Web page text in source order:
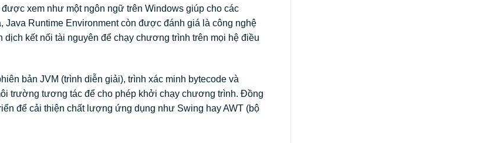
xem như một ngôn ngữ trên Windows giúp cho các
Runtime Environment còn được đánh giá là công nghệ
kết nối tài nguyên để chạy chương trình trên mọi hệ điều
bản JVM (trình diễn giải), trình xác minh bytecode và
trường tương tác để cho phép khởi chạy chương trình. Đồng
để cải thiện chất lượng ứng dụng như Swing hay AWT (bộ